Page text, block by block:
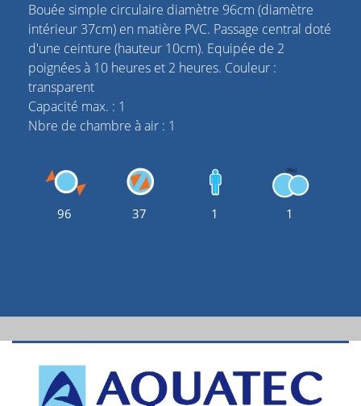
Bouée simple circulaire diamètre 96cm (diamètre
intérieur 37cm) en matière PVC. Passage central doté
d'une ceinture (hauteur 10cm). Equipée de 2
poignées à 10 heures et 2 heures. Couleur :
transparent
Capacité max. : 1
Nbre de chambre à air : 1
96 37 1 1